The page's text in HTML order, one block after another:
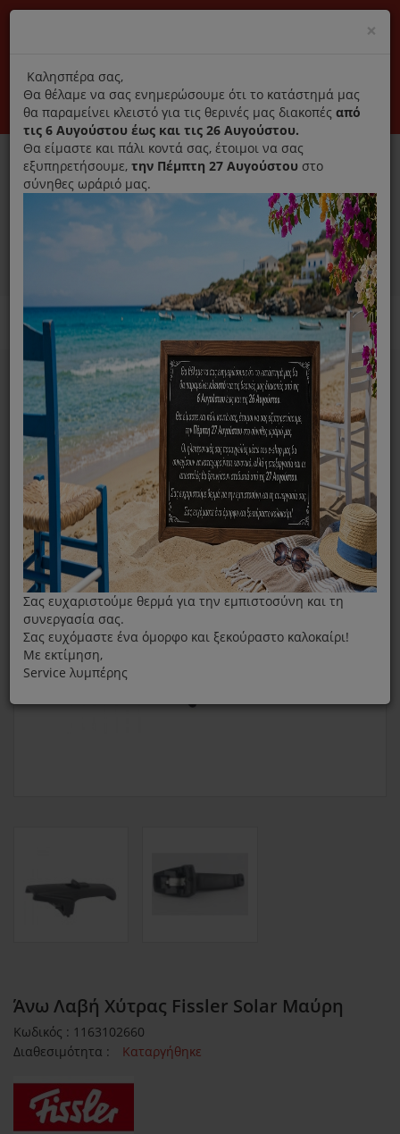
Αποκλειστικά γνήσια ανταλλακτικά
Σύνδεση Εγγραφή Εταιρεία Επικοινωνία
0
Ανταλλακτικά ηλεκτρικών συσκευών MENU
Home
Χύτρα
Άνω Λαβή Χύτρας Fissler Solar Μαύρη
Άνω Λαβή Χύτρας Fissler Solar Μαύρη
Κωδικός : 1163102660
Διαθεσιμότητα :
Καταργήθηκε
×
title
Καλησπέρα σας,
Θα θέλαμε να σας ενημερώσουμε ότι το κατάστημά μας
θα παραμείνει κλειστό για τις θερινές μας διακοπές από
τις 6 Αυγούστου έως και τις 26 Αυγούστου.
Θα είμαστε και πάλι κοντά σας, έτοιμοι να σας
εξυπηρετήσουμε, την Πέμπτη 27 Αυγούστου στο
σύνηθες ωράριό μας.
Σας ευχαριστούμε θερμά για την εμπιστοσύνη και τη
συνεργασία σας.
Σας ευχόμαστε ένα όμορφο και ξεκούραστο καλοκαίρι!
Με εκτίμηση,
Service λυμπέρης